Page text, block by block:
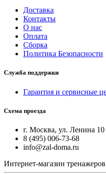
Доставка
Контакты
О нас
Оплата
Сборка
Политика Безопасности
Служба поддержки
Гарантия и сервисные
Схема проезда
г. Москва, ул. Ленина
8 (495) 006-73-68
info@zal-doma.ru
Интернет-магазин